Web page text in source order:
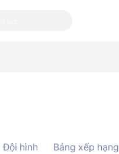
Đội hình Bảng xếp hạng